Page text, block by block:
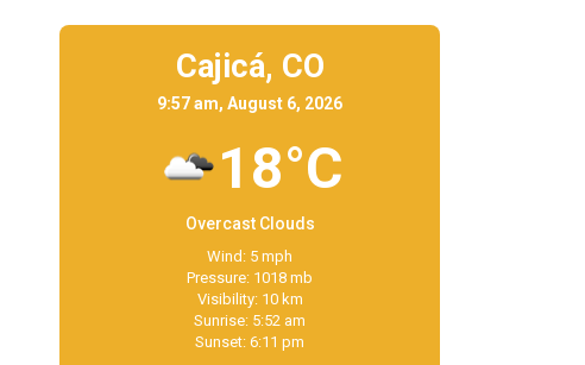
Cajicá, CO
9:57 am, August 6, 2026
18°C
Overcast Clouds
Wind: 5 mph
Pressure: 1018 mb
Visibility: 10 km
Sunrise: 5:52 am
Sunset: 6:11 pm